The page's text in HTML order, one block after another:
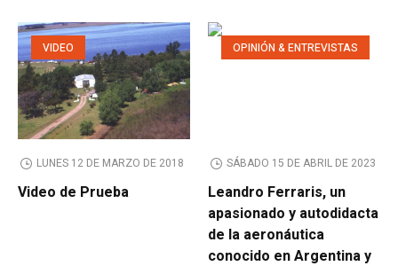
VIDEO
LUNES 12 DE MARZO DE 2018
Video de Prueba
OPINIÓN & ENTREVISTAS
SÁBADO 15 DE ABRIL DE 2023
Leandro Ferraris, un
apasionado y autodidacta
de la aeronáutica
conocido en Argentina y